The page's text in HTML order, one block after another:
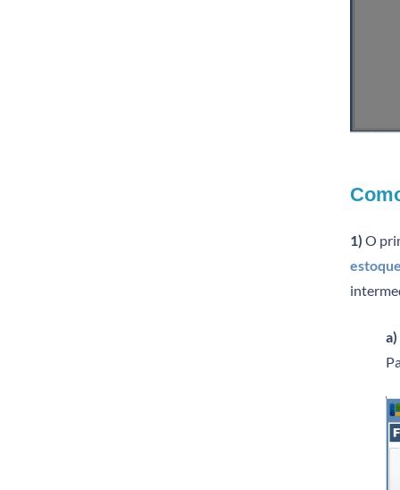
1) O
estoque
a)